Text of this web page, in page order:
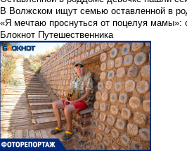
В Волжском ищут семью оставленной в
«Я мечтаю проснуться от поцелуя мамы»:
Блокнот Путешественника